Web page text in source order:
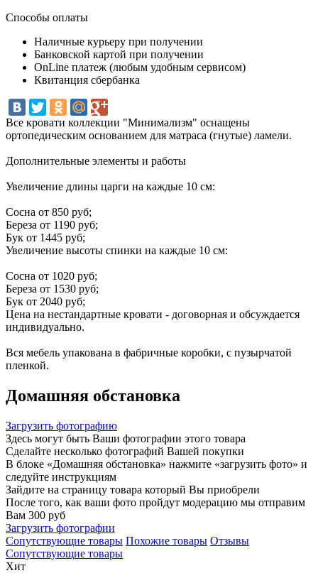
Способы оплаты
Наличные курьеру при получении
Банковской картой при получении
OnLine платеж (любым удобным сервисом)
Квитанция сбербанка
Все кровати коллекции "Минимализм" оснащены
ортопедическим основанием для матраса (гнутые) ламели.
Дополнительные элементы и работы
Увеличение длины царги на каждые 10 см:
Сосна от 850 руб;
Береза от 1190 руб;
Бук от 1445 руб;
Увеличение высоты спинки на каждые 10 см:
Сосна от 1020 руб;
Береза от 1530 руб;
Бук от 2040 руб;
Цена на нестандартные кровати - договорная и обсуждается
индивидуально.
Вся мебель упакована в фабричные коробки, с пузырчатой
пленкой.
Домашняя обстановка
Загрузить фотографию
Здесь могут быть Ваши фотографии этого товара
Сделайте несколько фотографий Вашей покупки
В блоке «Домашняя обстановка» нажмите «загрузить фото» и
следуйте инструкциям
Зайдите на страницу товара который Вы приобрели
После того, как ваши фото пройдут модерацию мы отправим
Вам 300 руб
Загрузить фотографии
Сопутствующие товары Похожие товары Отзывы
Сопутствующие товары
Хит